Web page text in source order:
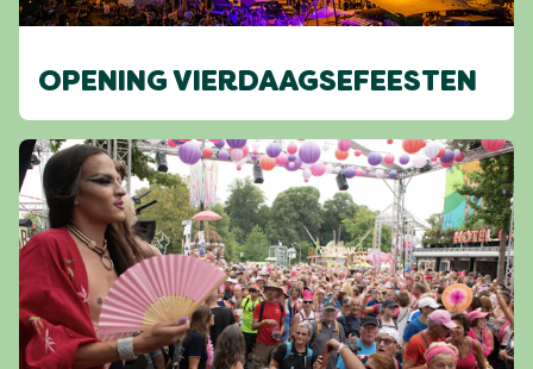
OPENING VIERDAAGSEFEESTEN